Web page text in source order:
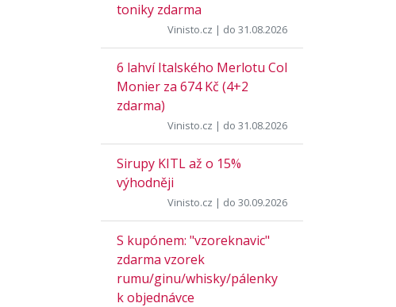
toniky zdarma
Vinisto.cz | do 31.08.2026
6 lahví Italského Merlotu Col
Monier za 674 Kč (4+2
zdarma)
Vinisto.cz | do 31.08.2026
Sirupy KITL až o 15%
výhodněji
Vinisto.cz | do 30.09.2026
S kupónem: "vzoreknavic"
zdarma vzorek
rumu/ginu/whisky/pálenky
k objednávce